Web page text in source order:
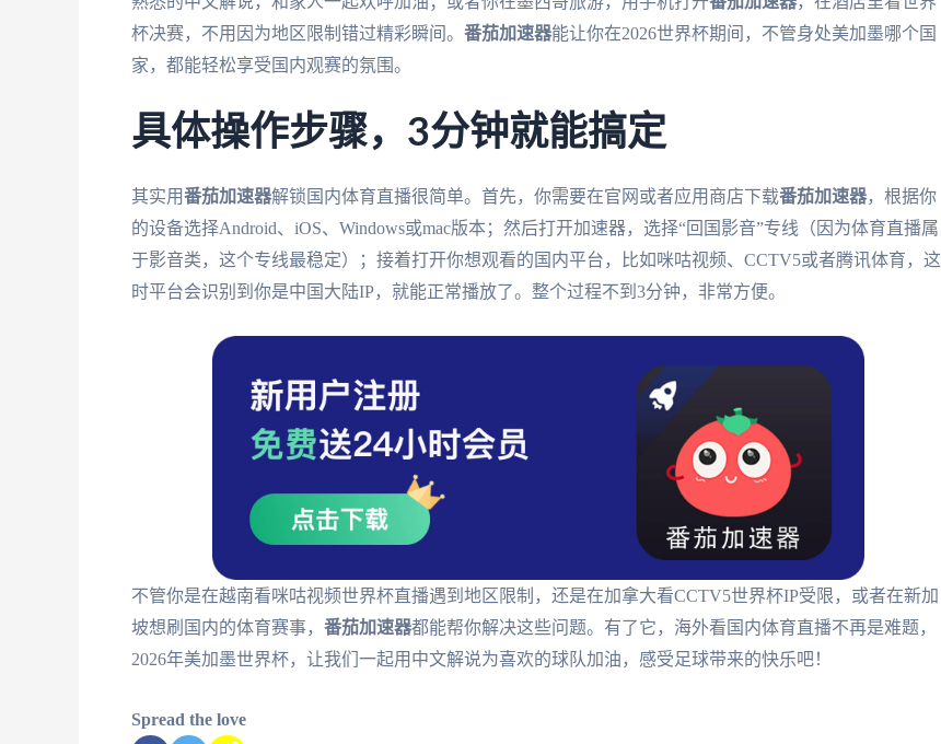
杯决赛，不用因为地区限制错过精彩瞬间。 番茄加速器能让你在2026世界杯期间，不管身处美加墨哪个国
家，都能轻松享受国内观赛的氛围。
具体操作步骤，3分钟就能搞定
其实用番茄加速器解锁国内体育直播很简单。首先，你需要在官网或者应用商店下载番茄加速器，根据你
的设备选择Android、iOS、Windows或mac版本；然后打开加速器，选择“回国影音”专线（因为体育直播属
于影音类，这个专线最稳定）；接着打开你想观看的国内平台，比如咪咕视频、CCTV5或者腾讯体育，这
时平台会识别到你是中国大陆IP，就能正常播放了。整个过程不到3分钟，非常方便。
不管你是在越南看咪咕视频世界杯直播遇到地区限制，还是在加拿大看CCTV5世界杯IP受限，或者在新加
坡想刷国内的体育赛事， 番茄加速器都能帮你解决这些问题。有了它，海外看国内体育直播不再是难题，
2026年美加墨世界杯，让我们一起用中文解说为喜欢的球队加油，感受足球带来的快乐吧！
Spread the love